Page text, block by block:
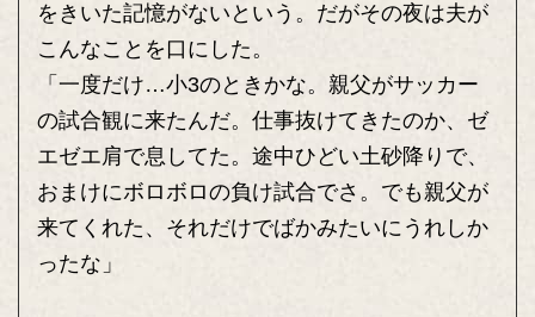
をきいた記憶がないという。だがその夜は夫が
こんなことを口にした。
「一度だけ…小3のときかな。親父がサッカー
の試合観に来たんだ。仕事抜けてきたのか、ゼ
エゼエ肩で息してた。途中ひどい土砂降りで、
おまけにボロボロの負け試合でさ。でも親父が
来てくれた、それだけでばかみたいにうれしか
ったな」